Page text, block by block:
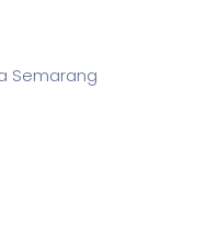
Semarang